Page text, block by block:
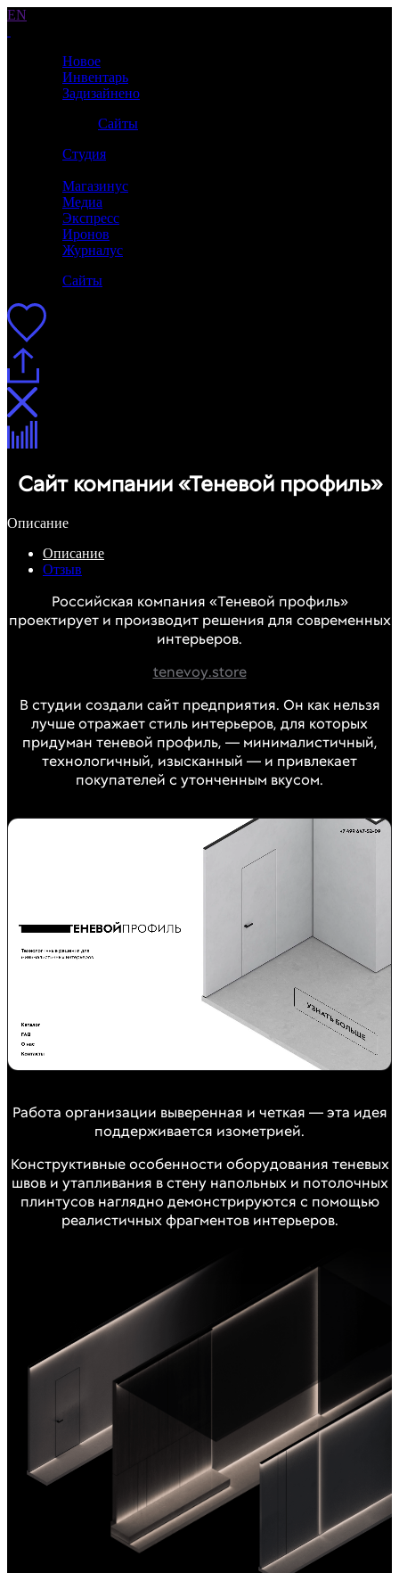
EN
Новое
Инвентарь
Задизайнено
Сайты
Студия
Магазинус
Медиа
Экспресс
Иронов
Журналус
Сайты
Сайт компании «Теневой профиль»
Описание
Описание
Отзыв
Российская компания «Теневой профиль»
проектирует и производит решения для современных
интерьеров.
tenevoy.store
В студии создали сайт предприятия. Он как нельзя
лучше отражает стиль интерьеров, для которых
придуман теневой профиль, — минималистичный,
технологичный, изысканный — и привлекает
покупателей с утонченным вкусом.
Работа организации выверенная и четкая — эта идея
поддерживается изометрией.
Конструктивные особенности оборудования теневых
швов и утапливания в стену напольных и потолочных
плинтусов наглядно демонстрируются с помощью
реалистичных фрагментов интерьеров.